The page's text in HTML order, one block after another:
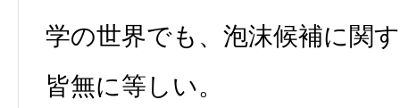
学の世界でも、泡沫候補に関
皆無に等しい。